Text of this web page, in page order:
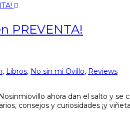
PREVENTA!
, Libros, No sin mi Ovillo, Reviews
ahora dan el salto y
consejos y curiosidades ¡y